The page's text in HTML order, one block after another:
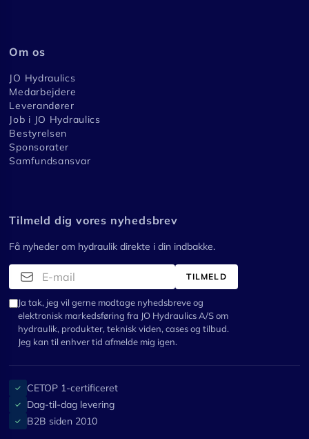
Om os
JO Hydraulics
Medarbejdere
Leverandører
Job i JO Hydraulics
Bestyrelsen
Sponsorater
Samfundsansvar
Tilmeld dig vores nyhedsbrev
Få nyheder om hydraulik direkte i din indbakke.
TILMELD
Ja tak, jeg vil gerne modtage nyhedsbreve og
elektronisk markedsføring fra JO Hydraulics A/S om
hydraulik, produkter, teknisk viden, cases og tilbud.
Jeg kan til enhver tid afmelde mig igen.
✓ CETOP 1-certificeret
✓ Dag-til-dag levering
✓ B2B siden 2010